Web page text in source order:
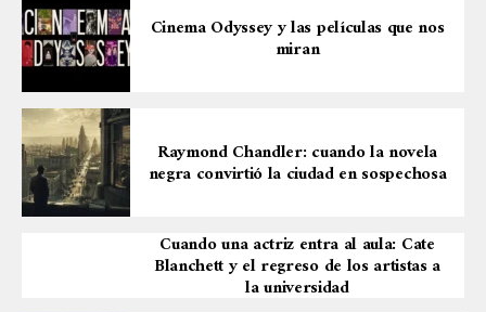
Cinema Odyssey y las películas que nos
miran
Raymond Chandler: cuando la novela
negra convirtió la ciudad en sospechosa
Cuando una actriz entra al aula: Cate
Blanchett y el regreso de los artistas a
la universidad